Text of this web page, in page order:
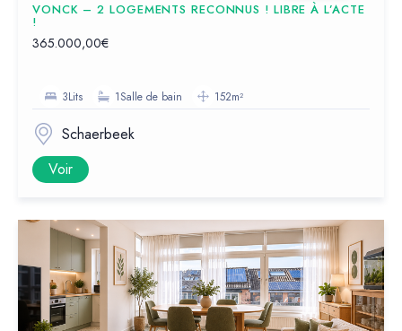
VONCK – 2 LOGEMENTS RECONNUS ! LIBRE À L’ACTE
!
365.000,00€
3Lits 1Salle de bain 152m²
Schaerbeek
Voir